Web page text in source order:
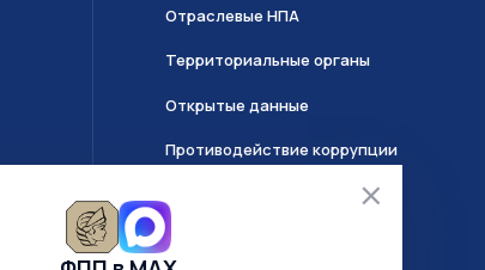
Отраслевые НПА
Территориальные органы
Открытые данные
Противодействие коррупции
О системе ГИИС ДМДК